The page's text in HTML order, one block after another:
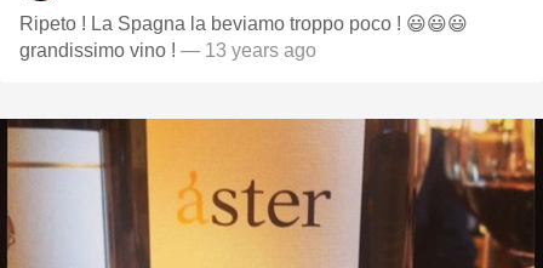
Ripeto ! La Spagna la beviamo troppo poco ! 😃😃😃
grandissimo vino ! — 13 years ago